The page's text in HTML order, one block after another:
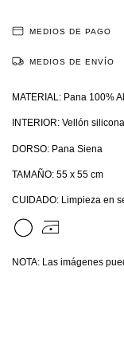
MEDIOS DE PAGO
MEDIOS DE ENVÍO
MATERIAL: Pana 100%
INTERIOR: Vellón
DORSO: Pana Siena
TAMAÑO: 55 x 55 cm
CUIDADO: Limpieza en
NOTA: Las imágenes